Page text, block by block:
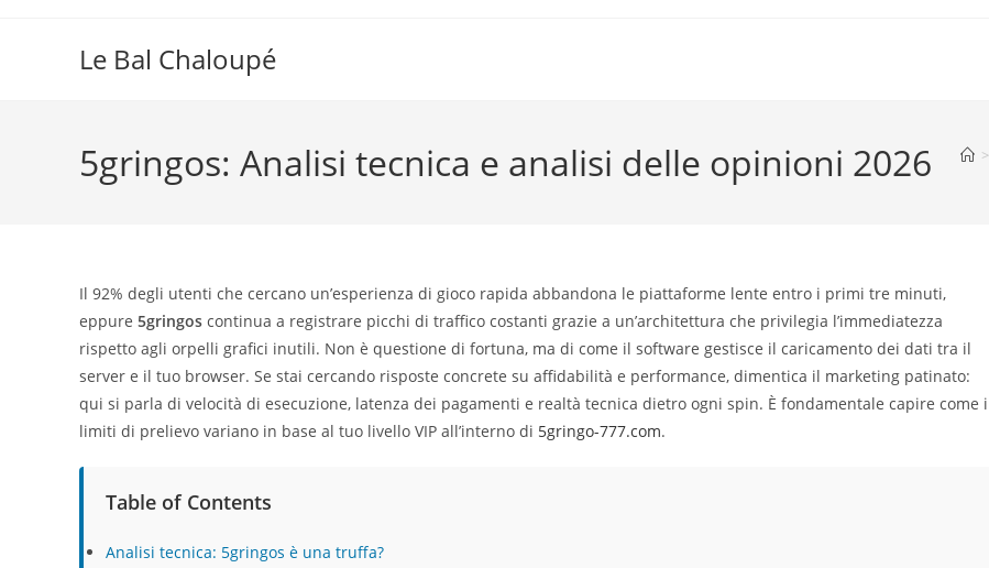
Le Bal Chaloupé
5gringos: Analisi tecnica e analisi delle opinioni 2026 >
Il 92% degli utenti che cercano un’esperienza di gioco rapida abbandona le piattaforme lente entro i primi tre minuti,
eppure 5gringos continua a registrare picchi di traffico costanti grazie a un’architettura che privilegia l’immediatezza
rispetto agli orpelli grafici inutili. Non è questione di fortuna, ma di come il software gestisce il caricamento dei dati tra il
server e il tuo browser. Se stai cercando risposte concrete su affidabilità e performance, dimentica il marketing patinato:
qui si parla di velocità di esecuzione, latenza dei pagamenti e realtà tecnica dietro ogni spin. È fondamentale capire come i
limiti di prelievo variano in base al tuo livello VIP all’interno di 5gringo-777.com.
Table of Contents
Analisi tecnica: 5gringos è una truffa?